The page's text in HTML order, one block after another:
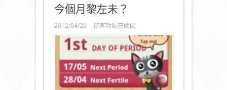
今個月黎左未？
2012/04/20
在
〈今
月
黎
左
未？〉
中
留言功能已關閉